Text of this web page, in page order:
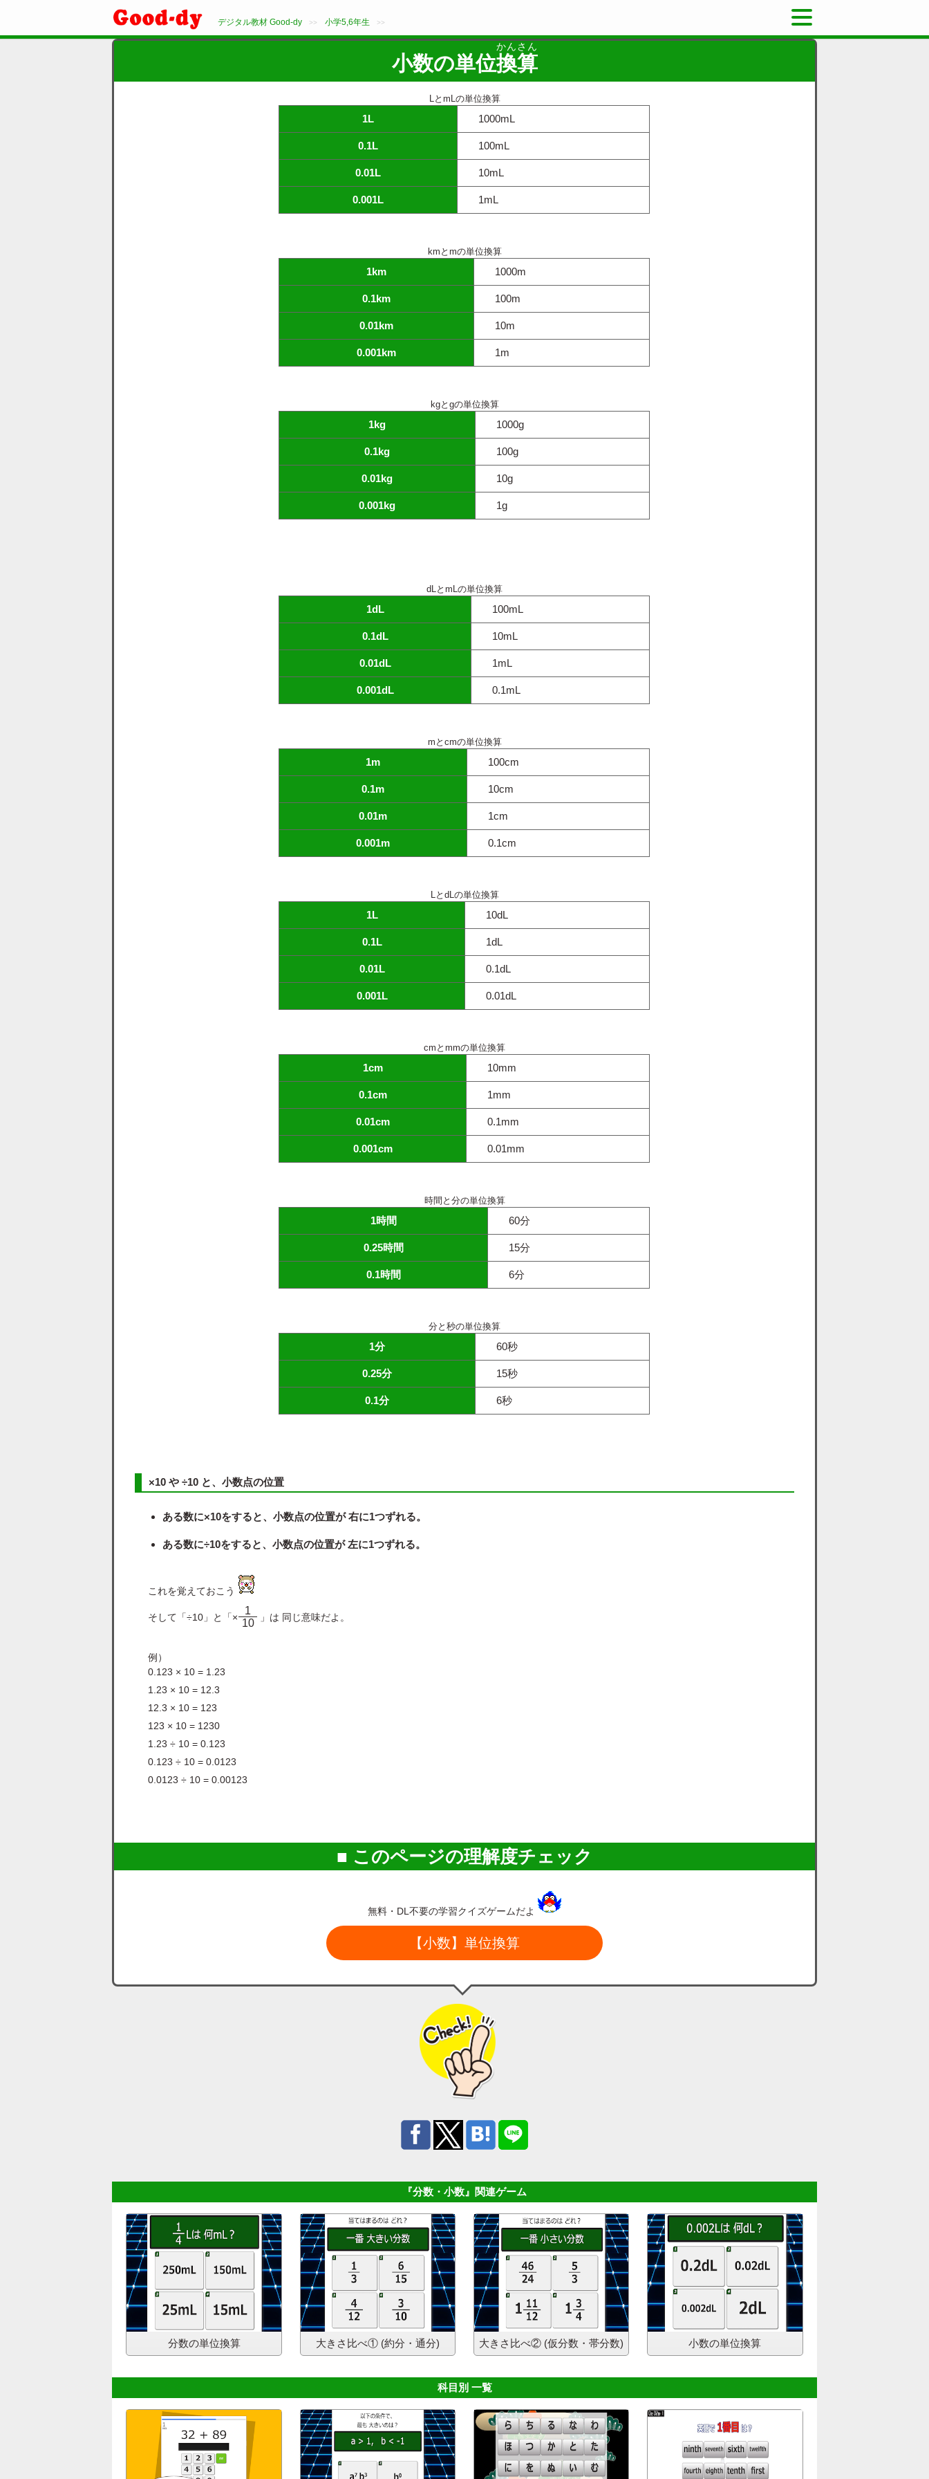
デジタル教材 Good-dy >> 小学5,6年生 >>
小数の単位換算
かんさん
LとmLの単位換算
1L 1000mL
0.1L 100mL
0.01L 10mL
0.001L 1mL
kmとmの単位換算
1km 1000m
0.1km 100m
0.01km 10m
0.001km 1m
kgとgの単位換算
1kg 1000g
0.1kg 100g
0.01kg 10g
0.001kg 1g
dLとmLの単位換算
1dL 100mL
0.1dL 10mL
0.01dL 1mL
0.001dL 0.1mL
mとcmの単位換算
1m 100cm
0.1m 10cm
0.01m 1cm
0.001m 0.1cm
LとdLの単位換算
1L 10dL
0.1L 1dL
0.01L 0.1dL
0.001L 0.01dL
cmとmmの単位換算
1cm 10mm
0.1cm 1mm
0.01cm 0.1mm
0.001cm 0.01mm
時間と分の単位換算
1時間 60分
0.25時間 15分
0.1時間 6分
分と秒の単位換算
1分 60秒
0.25分 15秒
0.1分 6秒
×10 や ÷10 と、小数点の位置
ある数に×10をすると、小数点の位置が 右に1つずれる。
ある数に÷10をすると、小数点の位置が 左に1つずれる。
これを覚えておこう
そして「÷10」と「×
1
10
」は 同じ意味だよ。
例）
0.123 × 10 = 1.23
1.23 × 10 = 12.3
12.3 × 10 = 123
123 × 10 = 1230
1.23 ÷ 10 = 0.123
0.123 ÷ 10 = 0.0123
0.0123 ÷ 10 = 0.00123
このページの理解度チェック
無料・DL不要の学習クイズゲームだよ
【小数】単位換算
『分数・小数』 関連ゲーム
分数の単位換算 大きさ比べ①(約分・通分) 大きさ比べ② (仮分数・帯分数) 小数の単位換算
科目別 一覧